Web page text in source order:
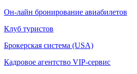
Он-лайн бронирование авиабилетов
Клуб туристов
Брокерская система (USA)
Кадровое агентство VIP-cервис